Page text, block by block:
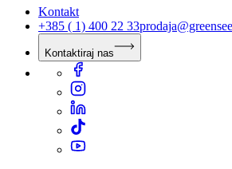
Kontakt
+385 ( 1) 400 22 33
Kontaktiraj nas